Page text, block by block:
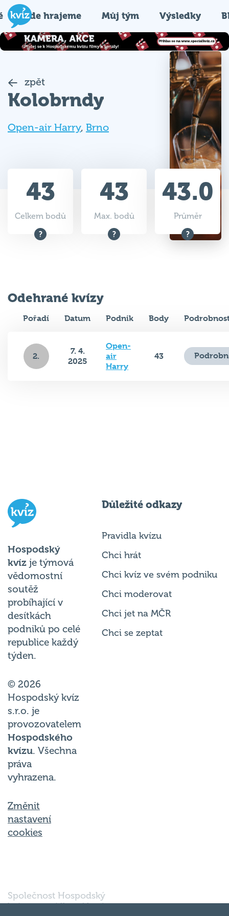
Kde hrajeme Můj tým Výsledky
zpět
Kolobrndy
Open-air Harry, Brno
43
Celkem bodů
43
Max. bodů
43.0
Průměr
Odehrané kvízy
Pořadí Datum Podnik Body
2.
7. 4.
2025
Open-
air
Harry
43
Hospodský
kvíz je týmová
vědomostní
soutěž
probíhající v
desítkách
podniků po celé
republice každý
týden.
© 2026
Hospodský kvíz
s.r.o. je
provozovatelem
Hospodského
kvízu. Všechna
práva
vyhrazena.
Změnit
nastavení
cookies
Důležité odkazy
Pravidla kvízu
Chci hrát
Chci kvíz ve svém podniku
Chci moderovat
Chci jet na MČR
Chci se zeptat
Společnost Hospodský
kvíz s.r.o., sídlem Nové